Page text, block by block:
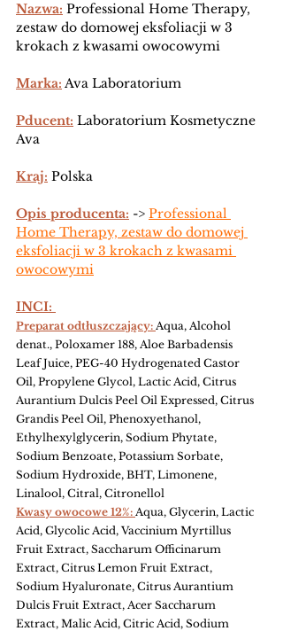
Nazwa: Professional Home Therapy,
zestaw do domowej eksfoliacji w 3
krokach z kwasami owocowymi
Marka: Ava Laboratorium
Pducent: Laboratorium Kosmetyczne
Ava
Kraj: Polska
Opis producenta: -> Professional
Home Therapy, zestaw do domowej
eksfoliacji w 3 krokach z kwasami
owocowymi
INCI:
Preparat odtłuszczający: Aqua, Alcohol
denat., Poloxamer 188, Aloe Barbadensis
Leaf Juice, PEG-40 Hydrogenated Castor
Oil, Propylene Glycol, Lactic Acid, Citrus
Aurantium Dulcis Peel Oil Expressed, Citrus
Grandis Peel Oil, Phenoxyethanol,
Ethylhexylglycerin, Sodium Phytate,
Sodium Benzoate, Potassium Sorbate,
Sodium Hydroxide, BHT, Limonene,
Linalool, Citral, Citronellol
Kwasy owocowe 12%: Aqua, Glycerin, Lactic
Acid, Glycolic Acid, Vaccinium Myrtillus
Fruit Extract, Saccharum Officinarum
Extract, Citrus Lemon Fruit Extract,
Sodium Hyaluronate, Citrus Aurantium
Dulcis Fruit Extract, Acer Saccharum
Extract, Malic Acid, Citric Acid, Sodium